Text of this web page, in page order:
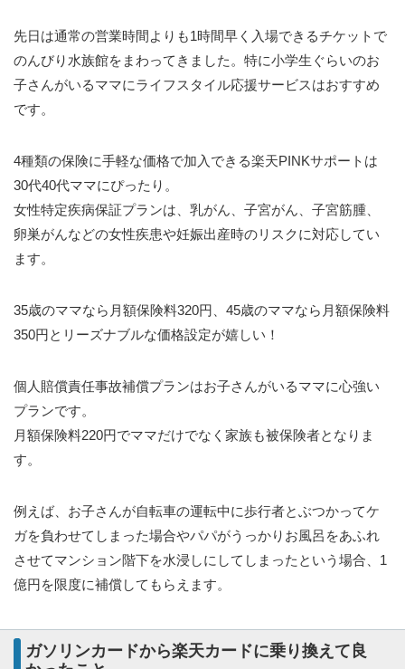
先日は通常の営業時間よりも1時間早く入場できるチケットで
のんびり水族館をまわってきました。特に小学生ぐらいのお
子さんがいるママにライフスタイル応援サービスはおすすめ
です。
4種類の保険に手軽な価格で加入できる楽天PINKサポートは
30代40代ママにぴったり。
女性特定疾病保証プランは、乳がん、子宮がん、子宮筋腫、
卵巣がんなどの女性疾患や妊娠出産時のリスクに対応してい
ます。
35歳のママなら月額保険料320円、45歳のママなら月額保険料
350円とリーズナブルな価格設定が嬉しい！
個人賠償責任事故補償プランはお子さんがいるママに心強い
プランです。
月額保険料220円でママだけでなく家族も被保険者となりま
す。
例えば、お子さんが自転車の運転中に歩行者とぶつかってケ
ガを負わせてしまった場合やパパがうっかりお風呂をあふれ
させてマンション階下を水浸しにしてしまったという場合、1
億円を限度に補償してもらえます。
ガソリンカードから楽天カードに乗り換えて良